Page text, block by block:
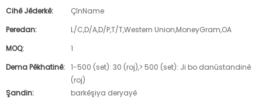
Cihê Jêderkê:
ÇînName
Peredan:
L/C,D/A,D/P,T/T,Western Union,MoneyGram,OA
MOQ:
1
Dema Pêkhatinê: 1-500 (set): 30 (roj),> 500 (set): Ji bo danûstandinê
(roj)
Şandin:
barkêşiya deryayê